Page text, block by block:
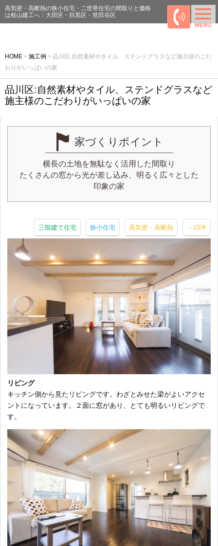
高気密・高断熱の狭小住宅・二世帯住宅の間取りと価格
は桧山建工へ：大田区・目黒区・世田谷区
HOME > 施工例 > 品川区:自然素材やタイル、ステンドグラスなど施主様のこだ
わりがいっぱいの家
品川区:自然素材やタイル、ステンドグラスなど
施主様のこだわりがいっぱいの家
家づくりポイント
横長の土地を無駄なく活用した間取り
たくさんの窓から光が差し込み、明るく広々とした
印象の家
三階建て住宅 狭小住宅 高気密・高断熱 ～15坪
リビング
キッチン側から見たリビングです。わざとみせた梁がよいアクセ
ントになっています。２面に窓があり、とても明るいリビングで
す。